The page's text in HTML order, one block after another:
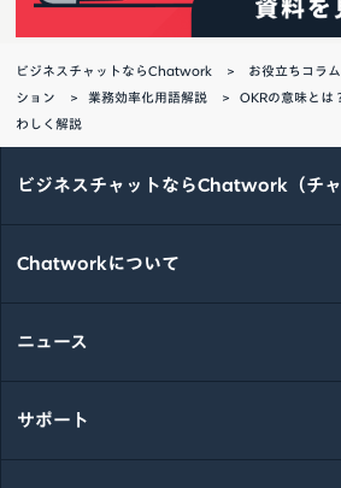
ビジネスチャットならChatwork お役立ちコラム
ション
業務効率化用語解説
OKRの意味とは
わしく解説
ビジネスチャットならChatwork（チャ
Chatworkについて
ニュース
サポート